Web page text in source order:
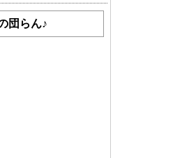
団らん♪